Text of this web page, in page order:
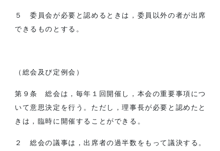
５ 委員会が必要と認めるときは，委員以外の者が出席
できるものとする。
（総会及び定例会）
第９条 総会は，毎年１回開催し，本会の重要事項につ
いて意思決定を行う。ただし，理事長が必要と認めたと
きは，臨時に開催することができる。
２ 総会の議事は，出席者の過半数をもって議決する。